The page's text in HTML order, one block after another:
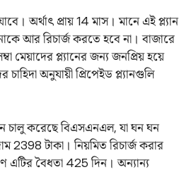
অর্থাৎ প্রায় 14 মাস। মানে এই প্ল্যান
আর রিচার্জ করতে হবে না। বাজারে
মেয়াদের প্ল্যানের জন্য জনপ্রিয় হয়ে
অনুযায়ী প্রিপেইড প্ল্যানগুলি
চালু করেছে বিএসএনএল, যা ঘন ঘন
2398 টাকা। নিয়মিত রিচার্জ করার
এটির বৈধতা 425 দিন। অন্যান্য